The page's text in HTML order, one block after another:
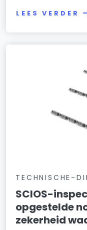
LEES VERDER
TECHNISCHE-
SCIOS-
opgestelde
zekerheid